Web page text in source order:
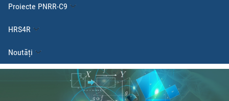
Proiecte PNRR-C9
HRS4R
Noutăți